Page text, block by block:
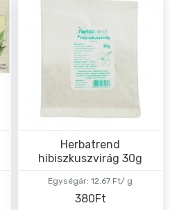
Egységár: 12.67 Ft/ g
Herbatrend
hibiszkuszvirág 30g
380Ft